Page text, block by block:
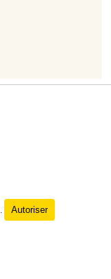
Autoriser